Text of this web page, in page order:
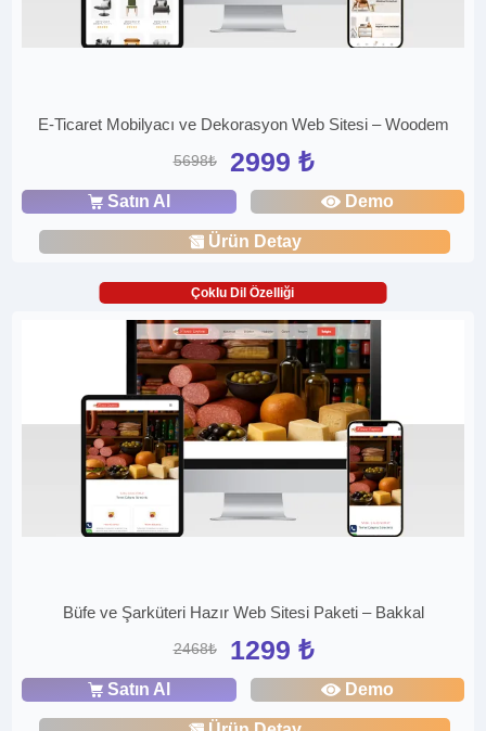
E-Ticaret Mobilyacı ve Dekorasyon Web Sitesi – Woodem
5698₺ 2999 ₺
Satın Al Demo
Ürün Detay
Çoklu Dil Özelliği
Büfe ve Şarküteri Hazır Web Sitesi Paketi – Bakkal
2468₺ 1299 ₺
Satın Al Demo